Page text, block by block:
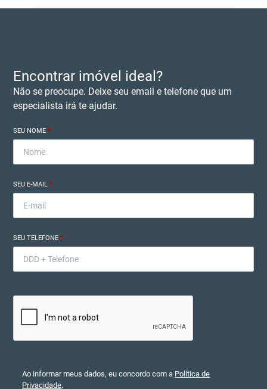
Encontrar imóvel ideal?
Não se preocupe. Deixe seu email e telefone que um
especialista irá te ajudar.
SEU NOME*
SEU E-MAIL*
SEU TELEFONE*
Ao informar meus dados, eu concordo com a Política de
Privacidade.